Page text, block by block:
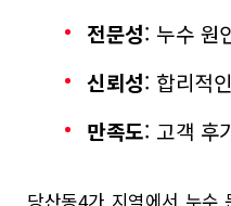
전문성: 누수 원
신뢰성: 합리적
만족도: 고객 후